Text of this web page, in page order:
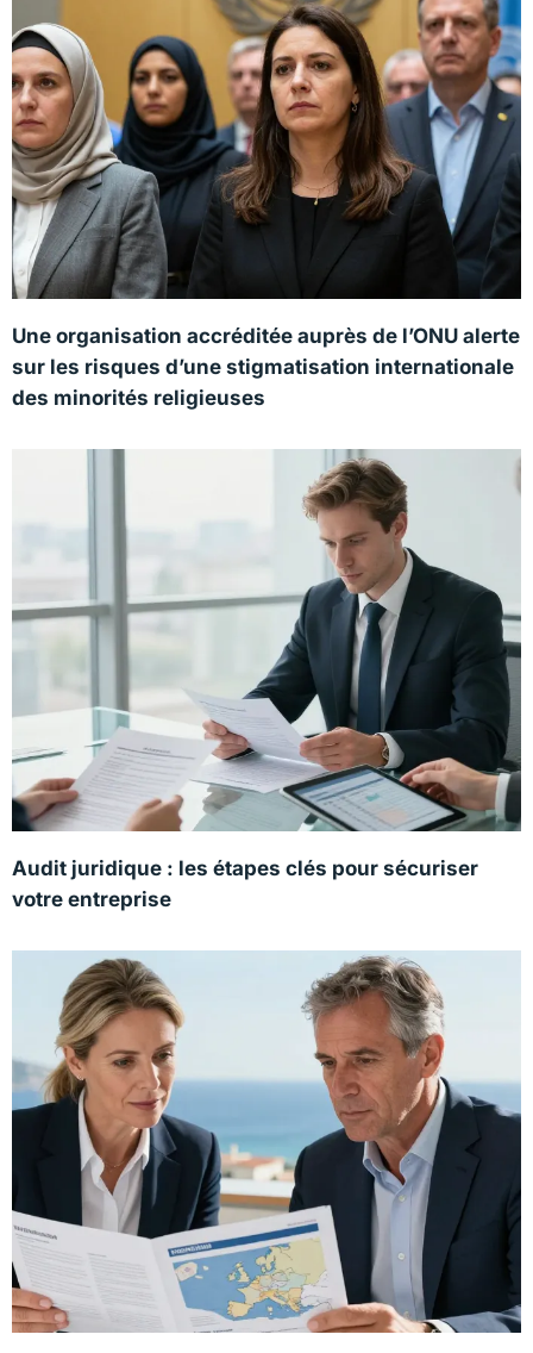
Une organisation accréditée auprès de l’ONU alerte
sur les risques d’une stigmatisation internationale
des minorités religieuses
Audit juridique : les étapes clés pour sécuriser
votre entreprise